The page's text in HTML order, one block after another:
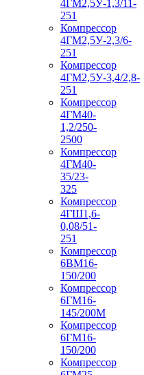
4ГМ2,5У-1,3/11-
251
Компрессор
4ГМ2,5У-2,3/6-
251
Компрессор
4ГМ2,5У-3,4/2,8-
251
Компрессор
4ГМ40-
1,2/250-
2500
Компрессор
4ГМ40-
35/23-
325
Компрессор
4ГШ1,6-
0,08/51-
251
Компрессор
6ВМ16-
150/200
Компрессор
6ГМ16-
145/200М
Компрессор
6ГМ16-
150/200
Компрессор